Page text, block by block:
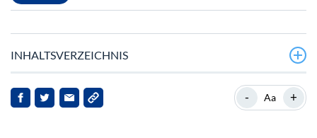
INHALTSVERZEICHNIS
DAX im Dezember wieder auf Kurs
- Aa +